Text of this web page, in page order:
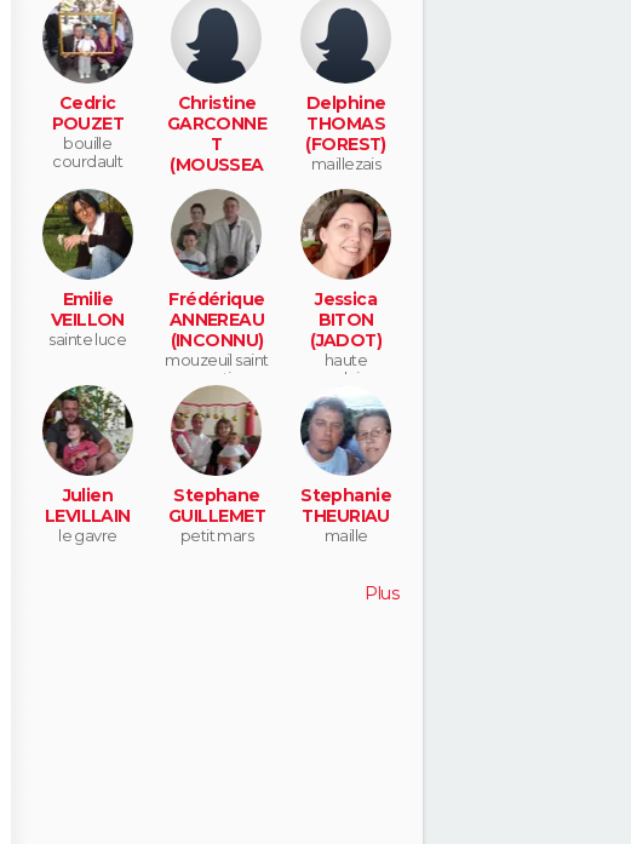
Cedric
POUZET
bouille
courdault
Christine
GARCONNE
T
(MOUSSEA
U)
pissotte
Delphine
THOMAS
(FOREST)
maillezais
Emilie
VEILLON
sainte luce
Frédérique
ANNEREAU
(INCONNU)
mouzeuil saint
martin
Jessica
BITON
(JADOT)
haute
goulaine
Julien
LEVILLAIN
le gavre
Stephane
GUILLEMET
petit mars
Stephanie
THEURIAU
maille
Plus